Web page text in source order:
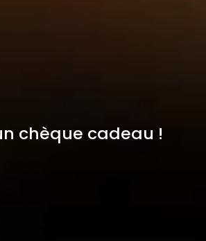
chèque cadeau !